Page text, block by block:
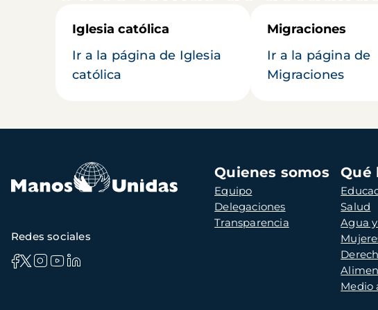
Iglesia católica
Ir a la página de Iglesia
católica
Migraciones
Ir a la página de
Migraciones
Navegación
principal
Quienes somos
Equipo
Delegaciones
Transparencia
Qué
Salud
Agua
Medio
Redes sociales